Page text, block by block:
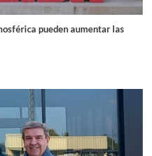
pueden aumentar las